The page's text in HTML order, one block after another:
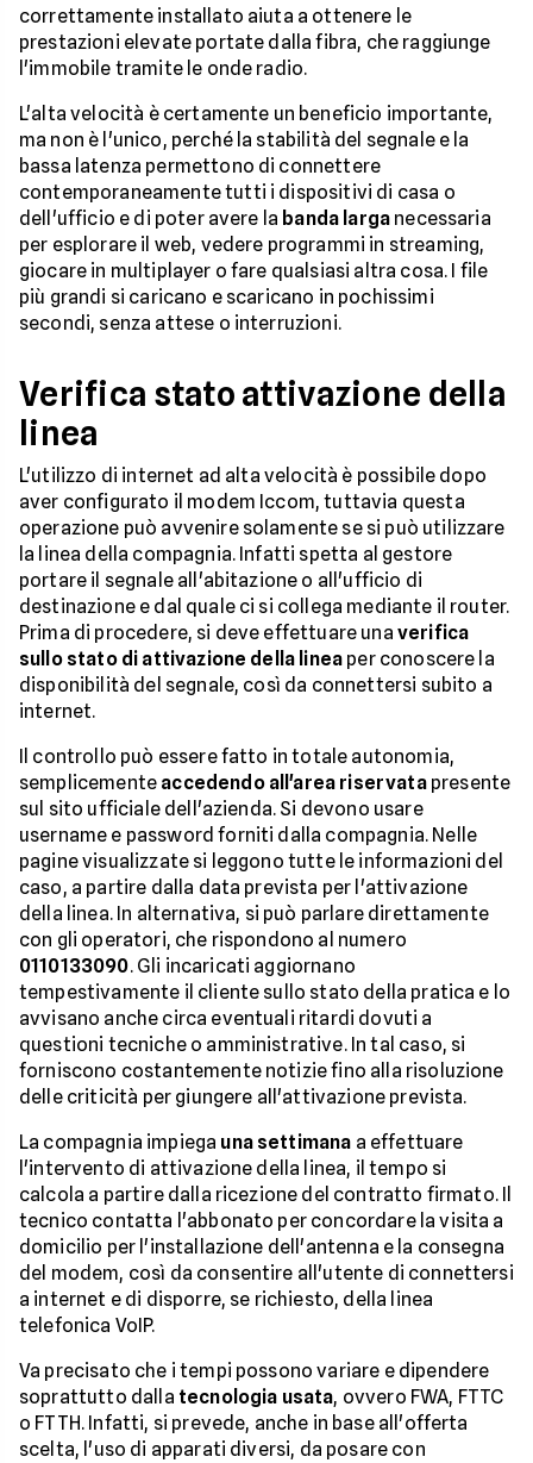
correttamente installato aiuta a ottenere le
prestazioni elevate portate dalla fibra, che raggiunge
l'immobile tramite le onde radio.
L'alta velocità è certamente un beneficio importante,
ma non è l'unico, perché la stabilità del segnale e la
bassa latenza permettono di connettere
contemporaneamente tutti i dispositivi di casa o
dell'ufficio e di poter avere la banda larga necessaria
per esplorare il web, vedere programmi in streaming,
giocare in multiplayer o fare qualsiasi altra cosa. I file
più grandi si caricano e scaricano in pochissimi
secondi, senza attese o interruzioni.
Verifica stato attivazione della
linea
L'utilizzo di internet ad alta velocità è possibile dopo
aver configurato il modem Iccom, tuttavia questa
operazione può avvenire solamente se si può utilizzare
la linea della compagnia. Infatti spetta al gestore
portare il segnale all'abitazione o all'ufficio di
destinazione e dal quale ci si collega mediante il router.
Prima di procedere, si deve effettuare una verifica
sullo stato di attivazione della linea per conoscere la
disponibilità del segnale, così da connettersi subito a
internet.
Il controllo può essere fatto in totale autonomia,
semplicemente accedendo all'area riservatapresente
sul sito ufficiale dell'azienda. Si devono usare
username e password forniti dalla compagnia. Nelle
pagine visualizzate si leggono tutte le informazioni del
caso, a partire dalla data prevista per l'attivazione
della linea. In alternativa, si può parlare direttamente
con gli operatori, che rispondono al numero
0110133090. Gli incaricati aggiornano
tempestivamente il cliente sullo stato della pratica e lo
avvisano anche circa eventuali ritardi dovuti a
questioni tecniche o amministrative. In tal caso, si
forniscono costantemente notizie fino alla risoluzione
delle criticità per giungere all'attivazione prevista.
La compagnia impiega una settimana a effettuare
l'intervento di attivazione della linea, il tempo si
calcola a partire dalla ricezione del contratto firmato. Il
tecnico contatta l'abbonato per concordare la visita a
domicilio per l'installazione dell'antenna e la consegna
del modem, così da consentire all'utente di connettersi
a internet e di disporre, se richiesto, della linea
telefonica VoIP.
Va precisato che i tempi possono variare e dipendere
soprattutto dalla tecnologia usata, ovvero FWA, FTTC
o FTTH. Infatti, si prevede, anche in base all'offerta
scelta, l'uso di apparati diversi, da posare con